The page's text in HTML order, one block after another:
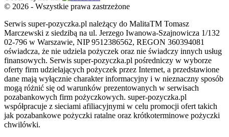
© 2026 - Wszystkie prawa zastrzeżone
Serwis super-pozyczka.pl należący do MalitaTM Tomasz
Marczewski z siedzibą na ul. Jerzego Iwanowa-Szajnowicza 1/132
02-796 w Warszawie, NIP 9512386562, REGON 360394081
oświadcza, że nie udziela pożyczek oraz nie świadczy innych usług
finansowych. Serwis super-pozyczka.pl pośredniczy w wyborze
oferty firm udzielających pożyczek przez Internet, a przedstawione
dane mają wyłącznie charakter informacyjny i w nieznaczny sposób
mogą różnić się od warunków prezentowanych w serwisach
pozabankowych firm pożyczkowych. super-pozyczka.pl
współpracuje z sieciami afiliacyjnymi w celu promocji ofert takich
jak pozabankowe pożyczki ratalne oraz krótkoterminowe pożyczki
chwilówki.